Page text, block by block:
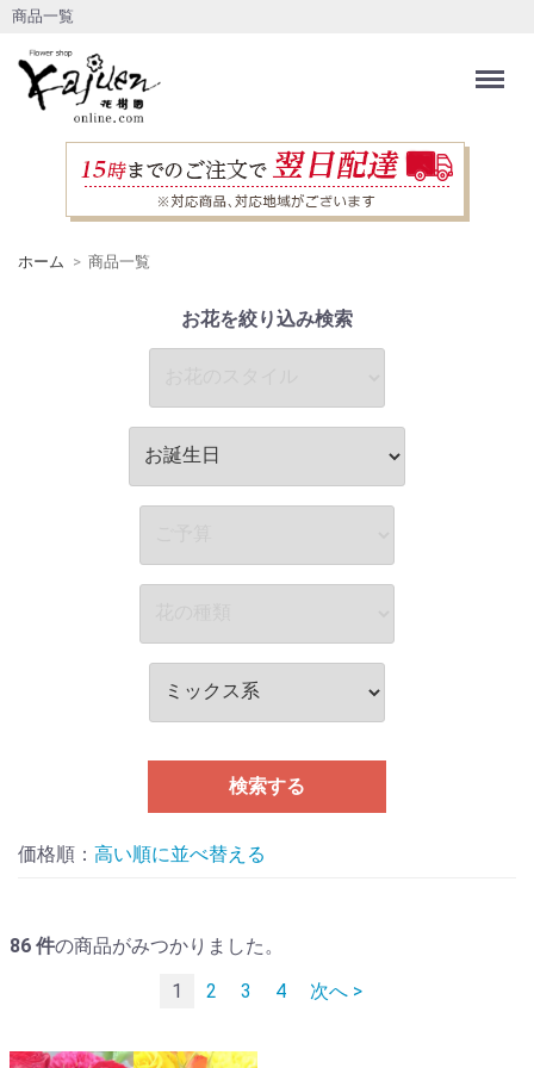
商品一覧
Menu
ホーム 商品一覧
お花を絞り込み検索
検索する
価格順： 並べ替える
86 件の商品がみつかりました。
1
2 3 4 次へ >